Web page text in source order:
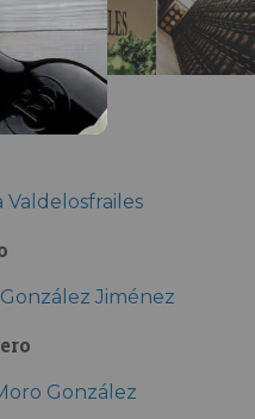
Valdelosfrailes
Jiménez
González